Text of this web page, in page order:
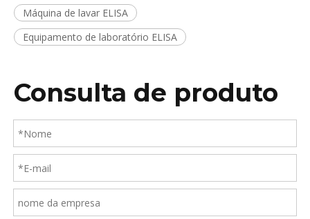
Máquina de lavar ELISA
Equipamento de laboratório ELISA
Consulta de produto